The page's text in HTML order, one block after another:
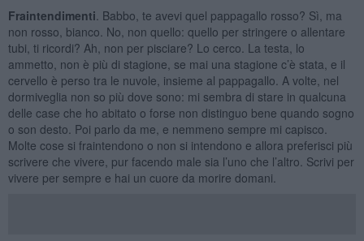
Fraintendimenti . Babbo, te avevi quel pappagallo rosso? Sì, ma
non rosso, bianco. No, non quello: quello per stringere o allentare
tubi, ti ricordi? Ah, non per pisciare? Lo cerco. La testa, lo
ammetto, non è più di stagione, se mai una stagione c’è stata, e il
cervello è perso tra le nuvole, insieme al pappagallo. A volte, nel
dormiveglia non so più dove sono: mi sembra di stare in qualcuna
delle case che ho abitato o forse non distinguo bene quando sogno
o son desto. Poi parlo da me, e nemmeno sempre mi capisco.
Molte cose si fraintendono o non si intendono e allora preferisci più
scrivere che vivere, pur facendo male sia l’uno che l’altro. Scrivi per
vivere per sempre e hai un cuore da morire domani.